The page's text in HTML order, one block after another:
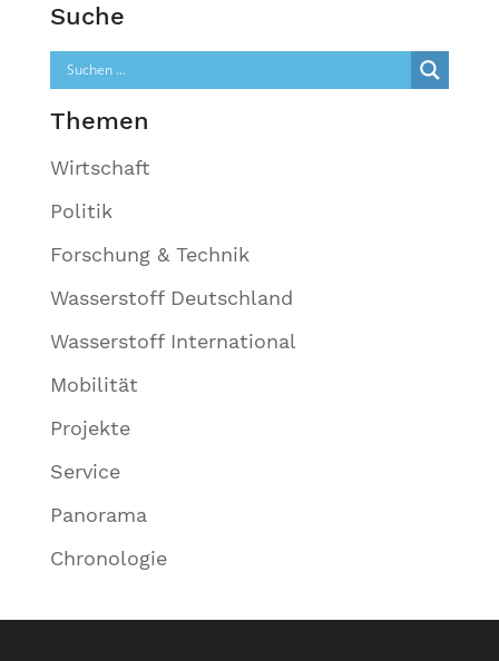
Suche
Themen
Wirtschaft
Politik
Forschung & Technik
Wasserstoff Deutschland
Wasserstoff International
Mobilität
Projekte
Service
Panorama
Chronologie